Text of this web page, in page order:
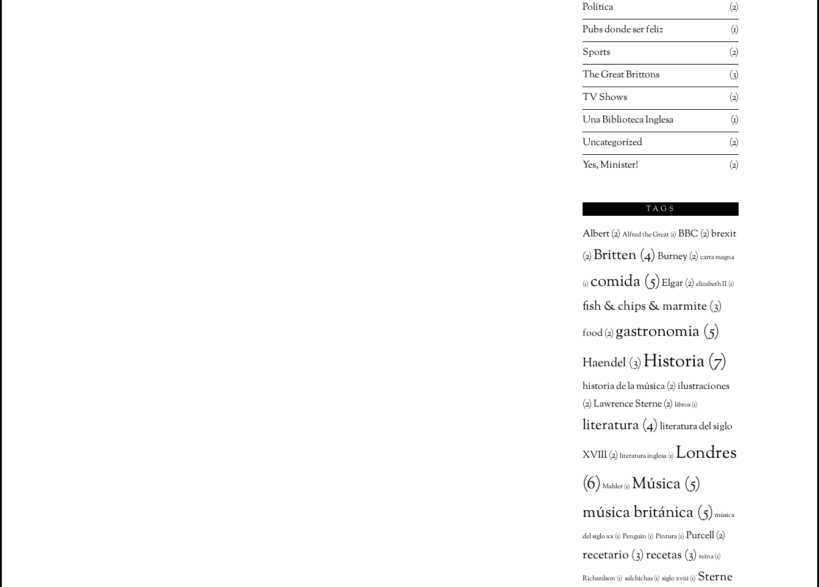
Política
2
Pubs donde ser feliz
1
Sports
2
The Great Brittons
3
TV Shows
2
Una Biblioteca Inglesa
1
Uncategorized
2
Yes, Minister!
2
TAGS
Albert(2) Alfred the Great(1) BBC (2)brexit
(2)Britten (4) Burney(2) carta magna
(1) comida (5)Elgar(2) elizabeth II(1)
fish & chips & marmite(3)
food(2) gastronomia (5)
Haendel (3)Historia(7)
historia de la música(2)ilustraciones
(2)Lawrence Sterne(2) libros(1)
literatura (4) literatura del siglo
XVIII(2) literatura inglesa(1) Londres
(6) Mahler(1) Música (5)
música británica (5) música
del siglo xx(1) Penguin (1) Pintura(1) Purcell(2)
recetario(3)recetas (3) reina(1)
Richardson (1) salchichas(1) siglo xviii(1) Sterne